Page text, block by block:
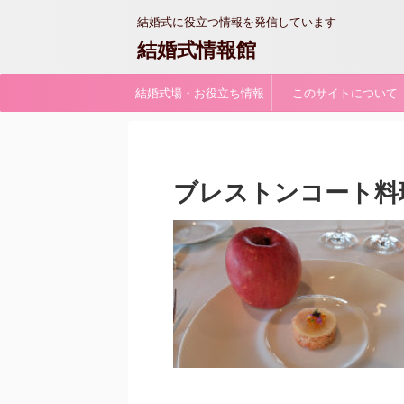
結婚式に役立つ情報を発信しています
結婚式情報館
結婚式場・お役立ち情報 このサイトについて
ブレストンコート料